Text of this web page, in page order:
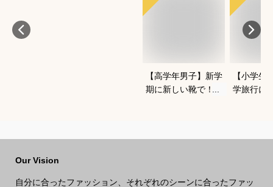
【高学年男子】新学
期に新しい靴で！か
【小学生
学旅行に
Our Vision
自分に合ったファッション、それぞれのシーンに合ったファッ